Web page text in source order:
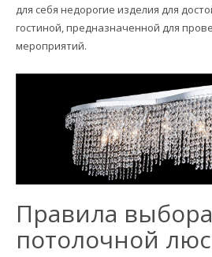
для себя недорогие изделия для
гостиной, предназначенной для
мероприятий.
Правила выбора
потолочной